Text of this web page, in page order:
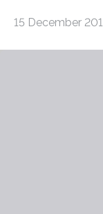
15 December